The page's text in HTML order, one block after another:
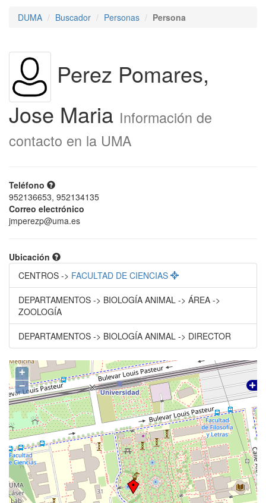
DUMA Buscador Personas Persona
Perez Pomares,
Jose Maria Información de
contacto en la UMA
Teléfono
952136653, 952134135
Correo electrónico
jmperezp@uma.es
Ubicación
CENTROS -> FACULTAD DE CIENCIAS
DEPARTAMENTOS -> BIOLOGÍA ANIMAL -> ÁREA ->
ZOOLOGÍA
DEPARTAMENTOS -> BIOLOGÍA ANIMAL -> DIRECTOR
+
−